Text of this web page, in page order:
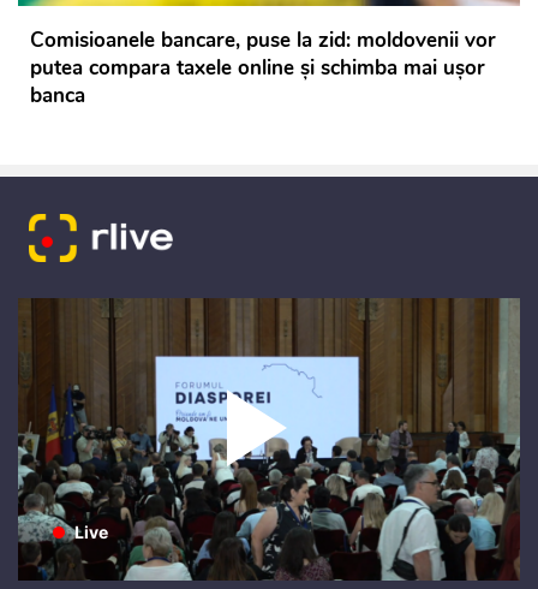
Comisioanele bancare, puse la zid: moldovenii vor
putea compara taxele online și schimba mai ușor
banca